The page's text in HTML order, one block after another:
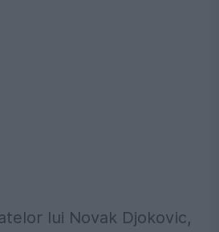
lui Novak Djokovic,